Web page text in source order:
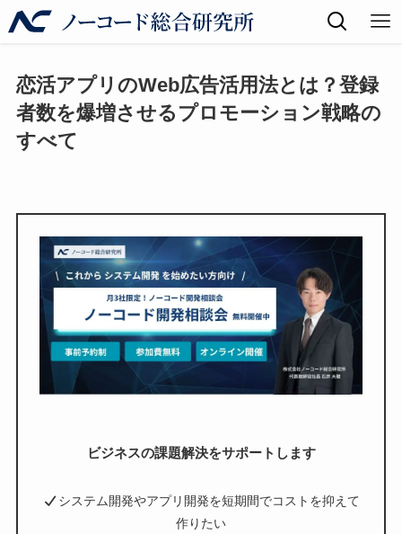
恋活アプリのWeb広告活用法とは？登録
者数を爆増させるプロモーション戦略の
すべて
ビジネスの課題解決をサポートします
システム開発やアプリ開発を短期間でコストを抑えて
作りたい